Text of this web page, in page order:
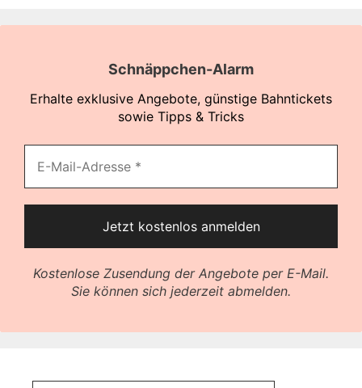
Schnäppchen-Alarm
Erhalte exklusive Angebote, günstige Bahntickets
sowie Tipps & Tricks
Kostenlose Zusendung der Angebote per E-Mail.
Sie können sich jederzeit abmelden.